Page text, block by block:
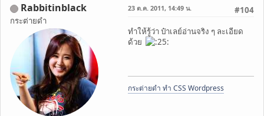
Rabbitinblack
กระต่ายดำ
#104
23 ต.ค. 2011, 14:49 น.
ทำให้รู้ว่า ป๋าเลย์อ่านจริง ๆ ละเอียด
ด้วย
กระต่ายดำ ทำ CSS Wordpress